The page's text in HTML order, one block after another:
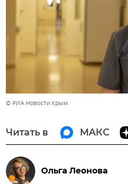
© РИА Новости Крым
Читать в МАКС
Ольга Леонова